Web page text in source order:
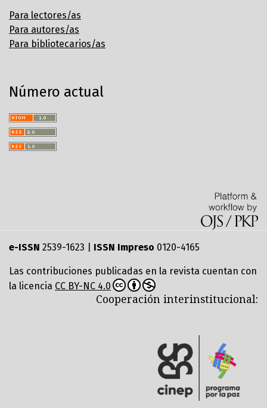
Para lectores/as
Para autores/as
Para bibliotecarios/as
Número actual
e-ISSN 2539-1623 | ISSN Impreso 0120-4165
Las contribuciones publicadas en la revista cuentan con
la licencia CC BY-NC 4.0
Cooperación interinstitucional: